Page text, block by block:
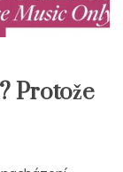
Protože